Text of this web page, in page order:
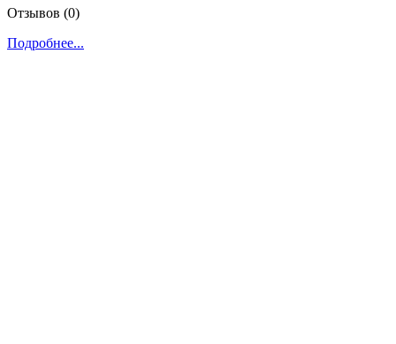
Отзывов (0)
Подробнее...